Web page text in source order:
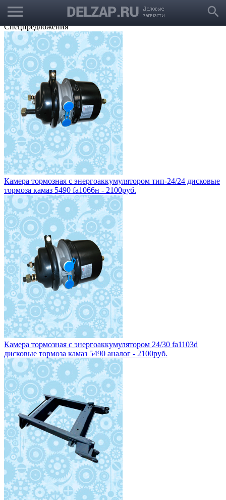
menu search
Выбрать город
Корзина
Заказать звонок
Спецпредложения
Камера тормозная с энергоаккумулятором тип-24/24 дисковые
тормоза камаз 5490 fa1066н - 2100руб.
Камера тормозная с энергоаккумулятором 24/30 fa1103d
дисковые тормоза камаз 5490 аналог - 2100руб.